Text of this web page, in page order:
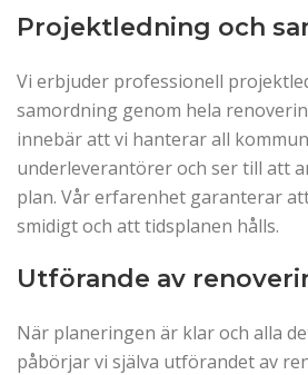
Projektledning och
Vi erbjuder professionell
samordning genom hela
innebär att vi hanterar all
underleverantörer och ser till att
plan. Vår erfarenhet garanterar
smidigt och att tidsplanen hålls.
Utförande av
När planeringen är klar och alla
påbörjar vi själva utförandet av